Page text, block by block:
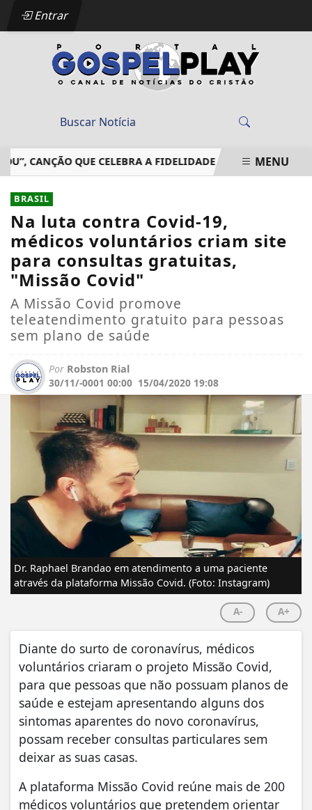
Entrar
QUE CELEBRA A FIDELIDADE DE DEUS EM MEIO ÀS
EM ALTA
MENU
BRASIL
Na luta contra Covid-19,
médicos voluntários criam site
para consultas gratuitas,
"Missão Covid"
A Missão Covid promove
teleatendimento gratuito para pessoas
sem plano de saúde
Por Robston Rial
30/11/-0001 00:00 15/04/2020 19:08
Dr. Raphael Brandao em atendimento a uma paciente
através da plataforma Missão Covid. (Foto: Instagram)
A- A+
Diante do surto de coronavírus, médicos
voluntários criaram o projeto Missão Covid,
para que pessoas que não possuam planos de
saúde e estejam apresentando alguns dos
sintomas aparentes do novo coronavírus,
possam receber consultas particulares sem
deixar as suas casas.
A plataforma Missão Covid reúne mais de 200
médicos voluntários que pretendem orientar